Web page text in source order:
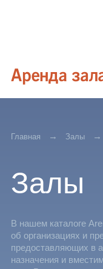
Главная Залы
Залы
В нашем каталоге
об организациях и
предоставляющих в
назначения и